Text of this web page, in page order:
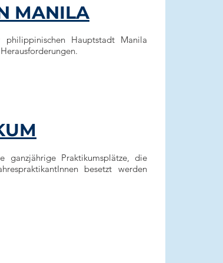
MANILA
Hauptstadt Manila
ganzjährige Praktikumsplätze, die
besetzt werden